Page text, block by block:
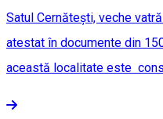
Satul Cernătești, veche
atestat în documente din
această localitate este